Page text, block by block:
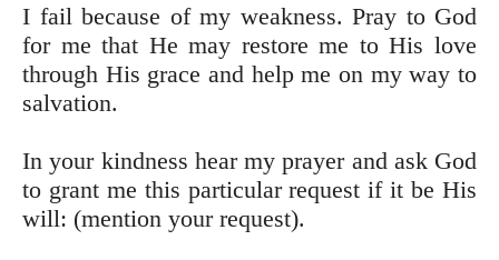
I fail because of my weakness. Pray to God
for me that He may restore me to His love
through His grace and help me on my way to
salvation.
In your kindness hear my prayer and ask God
to grant me this particular request if it be His
will: (mention your request).